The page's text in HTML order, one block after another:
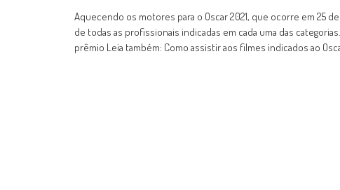
Aquecendo os motores para o Oscar 2021, que ocorre em 25
de todas as profissionais indicadas em cada uma das
prêmio Leia também: Como assistir aos filmes indicados ao